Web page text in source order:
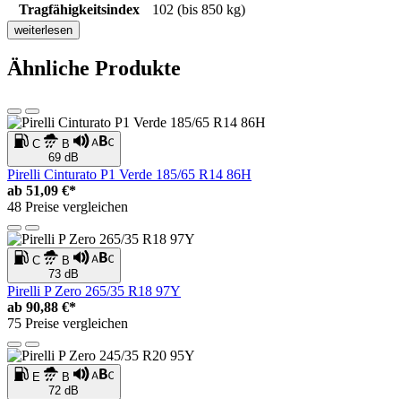
Tragfähigkeitsindex
102 (bis 850 kg)
weiterlesen
Ähnliche Produkte
C
B
69 dB
Pirelli Cinturato P1 Verde 185/65 R14 86H
ab 51,09 €*
48 Preise vergleichen
C
B
73 dB
Pirelli P Zero 265/35 R18 97Y
ab 90,88 €*
75 Preise vergleichen
E
B
72 dB